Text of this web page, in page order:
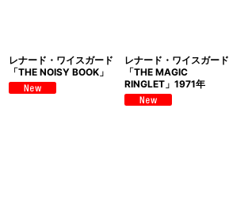
レナード・ワイスガード
「THE NOISY BOOK」
レナード・ワイスガード
「THE MAGIC
RINGLET」1971年